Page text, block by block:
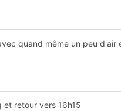
quand même un peu
et retour vers 16h15